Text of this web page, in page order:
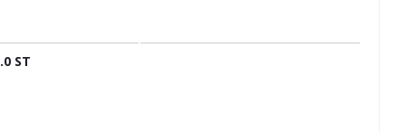
ST